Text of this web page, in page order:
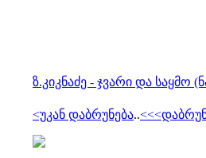
ზ.კიკნაძე - ჯვარი და საყმო
<უკან დაბრუნება..